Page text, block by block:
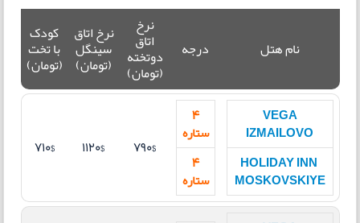
نام هتل درجه
نرخ
اتاق
دوتخته
(تومان)
نرخ اتاق
سینگل
(تومان)
کودک
با تخت
(تومان)
VEGA
IZMAILOVO
HOLIDAY INN
MOSKOVSKIYE
4
ستاره
4
ستاره
790$
1120$
710$